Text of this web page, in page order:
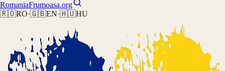
RomaniaFrumoasa.org
🇷🇴RO·🇬🇧EN·🇭🇺HU